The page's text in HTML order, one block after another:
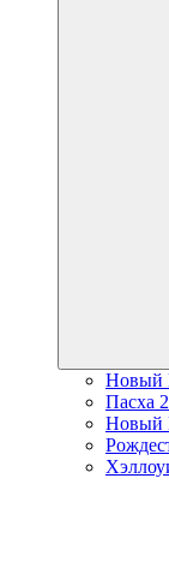
Новый
Пасха
Новый